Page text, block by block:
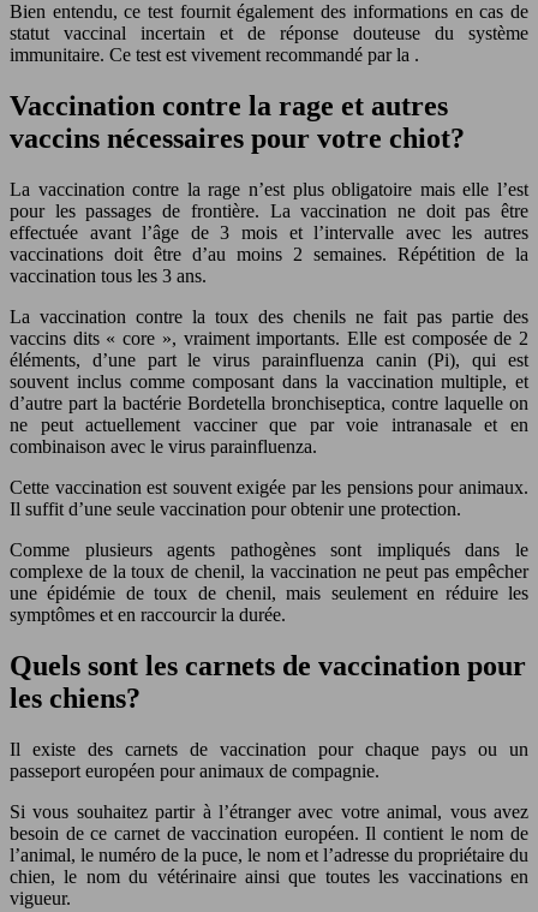
Bien entendu, ce test fournit également des informations en cas de
statut vaccinal incertain et de réponse douteuse du système
immunitaire. Ce test est vivement recommandé par la .
Vaccination contre la rage et autres
vaccins nécessaires pour votre chiot?
La vaccination contre la rage n’est plus obligatoire mais elle l’est
pour les passages de frontière. La vaccination ne doit pas être
effectuée avant l’âge de 3 mois et l’intervalle avec les autres
vaccinations doit être d’au moins 2 semaines. Répétition de la
vaccination tous les 3 ans.
La vaccination contre la toux des chenils ne fait pas partie des
vaccins dits « core », vraiment importants. Elle est composée de 2
éléments, d’une part le virus parainfluenza canin (Pi), qui est
souvent inclus comme composant dans la vaccination multiple, et
d’autre part la bactérie Bordetella bronchiseptica, contre laquelle on
ne peut actuellement vacciner que par voie intranasale et en
combinaison avec le virus parainfluenza.
Cette vaccination est souvent exigée par les pensions pour animaux.
Il suffit d’une seule vaccination pour obtenir une protection.
Comme plusieurs agents pathogènes sont impliqués dans le
complexe de la toux de chenil, la vaccination ne peut pas empêcher
une épidémie de toux de chenil, mais seulement en réduire les
symptômes et en raccourcir la durée.
Quels sont les carnets de vaccination pour
les chiens?
Il existe des carnets de vaccination pour chaque pays ou un
passeport européen pour animaux de compagnie.
Si vous souhaitez partir à l’étranger avec votre animal, vous avez
besoin de ce carnet de vaccination européen. Il contient le nom de
l’animal, le numéro de la puce, le nom et l’adresse du propriétaire du
chien, le nom du vétérinaire ainsi que toutes les vaccinations en
vigueur.